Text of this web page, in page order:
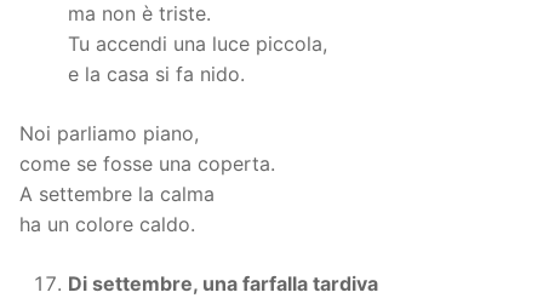
ma non è triste.
Tu accendi una luce piccola,
e la casa si fa nido.
Noi parliamo piano,
come se fosse una coperta.
A settembre la calma
ha un colore caldo.
Di settembre, una farfalla tardiva